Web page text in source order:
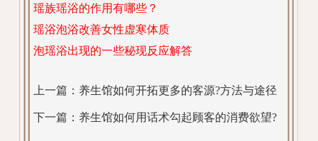
瑶族瑶浴的作用有哪些？
瑶浴泡浴改善女性虚寒体质
泡瑶浴出现的一些秘现反应解答
上一篇： 养生馆如何开拓更多的客源?方法与途径
下一篇： 养生馆如何用话术勾起顾客的消费欲望?